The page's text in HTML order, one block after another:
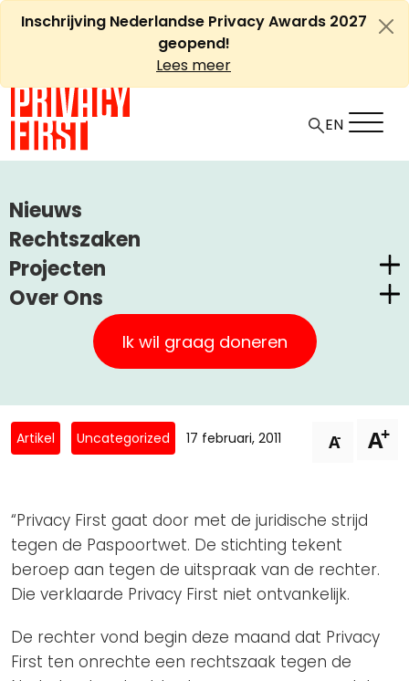
Ga
naarInschrijving Nederlandse Privacy Awards 2027
geopend!
Lees meer
Nieuws
Rechtszaken
Projecten
Nederlandse Privacy Awards
Claimstichting CUIC
PrivacyWijzer
Privacy Coalitie
PSD2-me-niet
Over Ons
Privacy First
Onze Successen
Kom in actie
Nieuwsbrieven
Privacybeleid
ANBI Status
Playlist
Ik wil graag doneren
EN
WEBWERELD, 17 FEB. 2011: ‘HOGER BEROEP TEGEN
VINGERAFDRUKDATABASE’
Webwereld, 17 feb. 2011:
‘Hoger beroep tegen
vingerafdrukdatabase’
Artikel Uncategorized 17 februari, 2011 A- A+
“Privacy First gaat door met de juridische strijd
tegen de Paspoortwet. De stichting tekent
beroep aan tegen de uitspraak van de rechter.
Die verklaarde Privacy First niet ontvankelijk.
De rechter vond begin deze maand dat Privacy
First ten onrechte een rechtszaak tegen de